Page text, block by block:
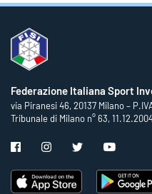
Federazione Italiana Sport
via Piranesi 46, 20137 Milano –
Tribunale di Milano n° 63,